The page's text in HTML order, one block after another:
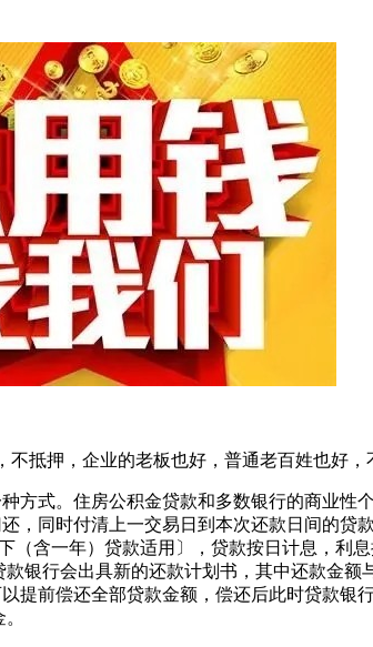
抵押，企业的老板也好，普通老百姓也好，
方式。住房公积金贷款和多数银行的商业性
同时付清上一交易日到本次还款日间的贷
（含一年）贷款适用〕，贷款按日计息，利
银行会出具新的还款计划书，其中还款金
提前偿还全部贷款金额，偿还后此时贷款银